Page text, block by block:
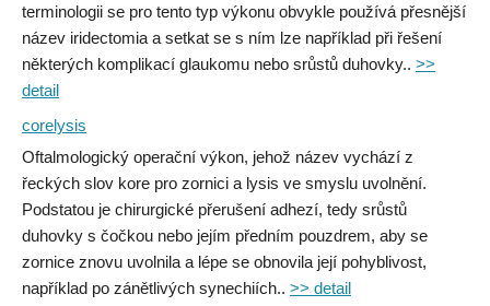
terminologii se pro tento typ výkonu obvykle používá přesnější
název iridectomia a setkat se s ním lze například při řešení
některých komplikací glaukomu nebo srůstů duhovky.. >>
detail
corelysis
Oftalmologický operační výkon, jehož název vychází z
řeckých slov kore pro zornici a lysis ve smyslu uvolnění.
Podstatou je chirurgické přerušení adhezí, tedy srůstů
duhovky s čočkou nebo jejím předním pouzdrem, aby se
zornice znovu uvolnila a lépe se obnovila její pohyblivost,
například po zánětlivých synechiích.. >> detail